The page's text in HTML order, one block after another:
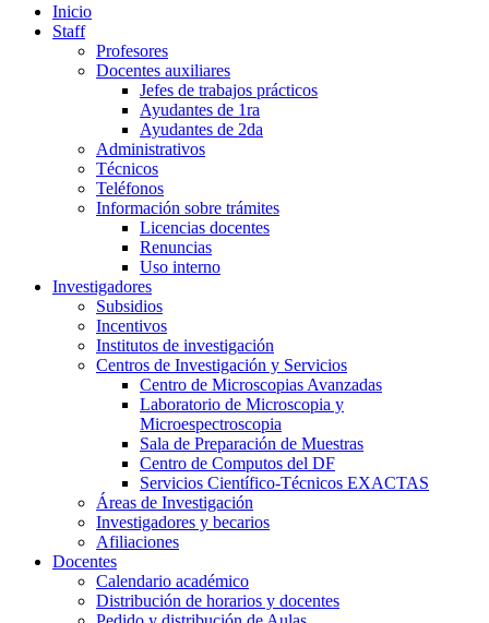
Inicio
Staff
Profesores
Docentes auxiliares
Jefes de trabajos prácticos
Ayudantes de 1ra
Ayudantes de 2da
Administrativos
Técnicos
Teléfonos
Información sobre trámites
Licencias docentes
Renuncias
Uso interno
Investigadores
Subsidios
Incentivos
Institutos de investigación
Centros de Investigación y Servicios
Centro de Microscopias Avanzadas
Laboratorio de Microscopia y
Microespectroscopia
Sala de Preparación de Muestras
Centro de Computos del DF
Servicios Científico-Técnicos EXACTAS
Áreas de Investigación
Investigadores y becarios
Afiliaciones
Docentes
Calendario académico
Distribución de horarios y docentes